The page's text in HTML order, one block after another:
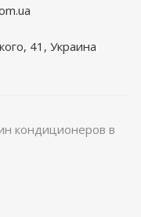
41, Украина
кондиционеров в